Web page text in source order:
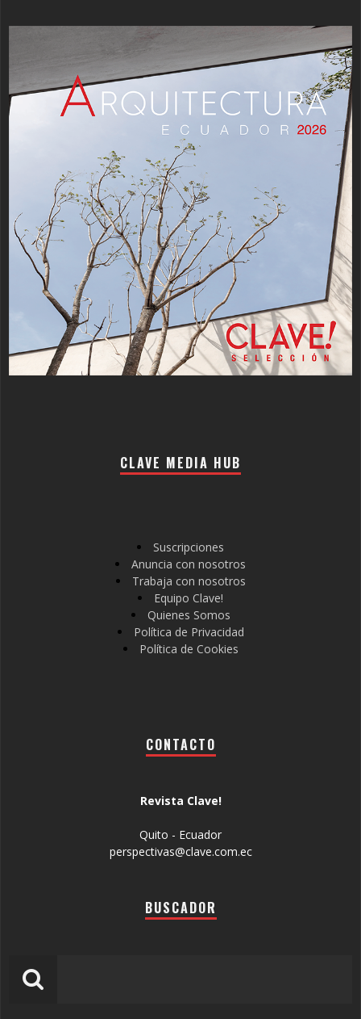
CLAVE MEDIA HUB
Suscripciones
Anuncia con nosotros
Trabaja con nosotros
Equipo Clave!
Quienes Somos
Política de Privacidad
Política de Cookies
CONTACTO
Revista Clave!
Quito - Ecuador
perspectivas@clave.com.ec
BUSCADOR